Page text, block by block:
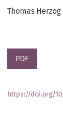
Thomas Herzog
PDF
https://doi.org/